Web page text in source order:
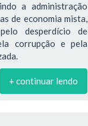
a administração
de economia mista,
desperdício de
corrupção e pela
+ continuar lendo